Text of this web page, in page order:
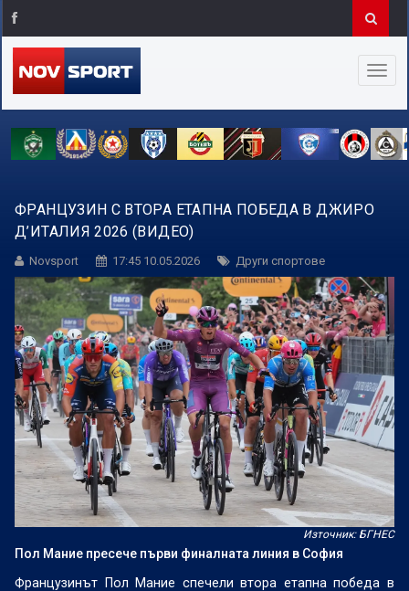
ФРАНЦУЗИН С ВТОРА ЕТАПНА ПОБЕДА В ДЖИРО
Д’ИТАЛИЯ 2026 (ВИДЕО)
Novsport 17:45 10.05.2026 Други спортове
Източник: БГНЕС
Пол Мание пресече първи финалната линия в София
Французинът Пол Мание спечели втора етапна победа в